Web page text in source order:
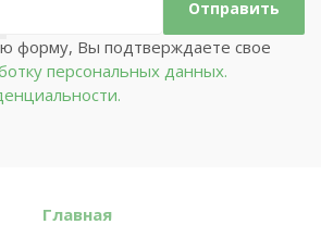
форму, Вы подтверждаете свое
персональных данных.
Главная